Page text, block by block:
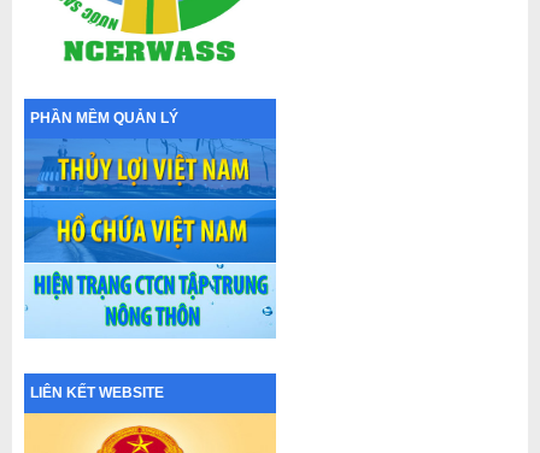
PHẦN MỀM QUẢN LÝ
LIÊN KẾT WEBSITE